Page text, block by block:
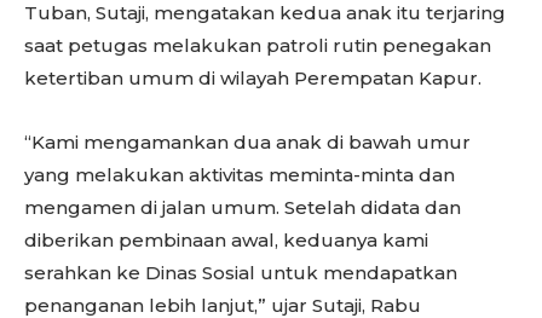
Tuban, Sutaji, mengatakan kedua anak itu terjaring
saat petugas melakukan patroli rutin penegakan
ketertiban umum di wilayah Perempatan Kapur.
“Kami mengamankan dua anak di bawah umur
yang melakukan aktivitas meminta-minta dan
mengamen di jalan umum. Setelah didata dan
diberikan pembinaan awal, keduanya kami
serahkan ke Dinas Sosial untuk mendapatkan
penanganan lebih lanjut,” ujar Sutaji, Rabu